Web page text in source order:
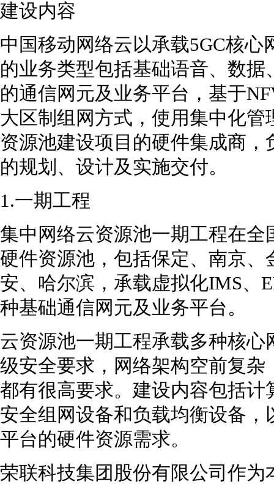
建设内容
中国移动网络云以承载5GC核
的业务类型包括基础语音、数
的通信网元及业务平台，基于
大区制组网方式，使用集中化
资源池建设项目的硬件集成商
的规划、设计及实施交付。
1.一期工程
集中网络云资源池一期工程在
硬件资源池，包括保定、南京
安、哈尔滨，承载虚拟化IMS、
种基础通信网元及业务平台。
云资源池一期工程承载多种核
级安全要求，网络架构空前复
都有很高要求。建设内容包括
安全组网设备和负载均衡设备，
平台的硬件资源需求。
荣联科技集团股份有限公司作